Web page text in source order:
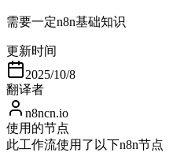
需要一定n8n基础知识
更新时间
2025/10/8
翻译者
n8ncn.io
使用的节点
此工作流使用了以下n8n节点